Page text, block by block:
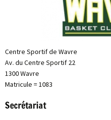
Centre Sportif de Wavre
Av. du Centre Sportif 22
1300 Wavre
Matricule = 1083
Secrétariat